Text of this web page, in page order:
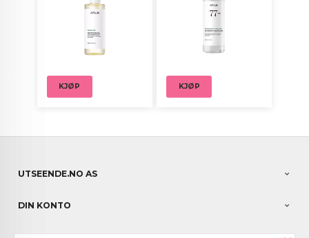
KJØP KJØP
UTSEENDE.NO AS
DIN KONTO